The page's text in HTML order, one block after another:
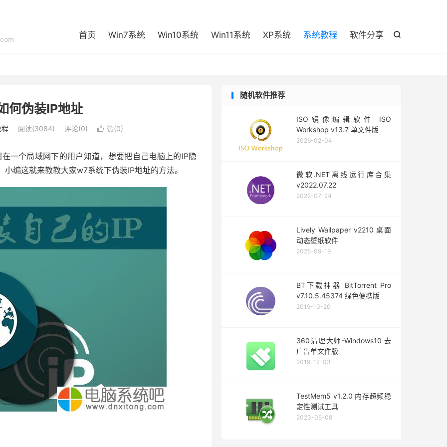

首页 Win7系统 Win10系统 Win11系统 XP系统 系统教程 软件分享
何伪装IP地址
程 阅读(3084) 评论(0)  赞(0)
一个局域网下的用户知道，想要把自己电脑上的IP隐
编这就来教教大家w7系统下伪装IP地址的方法。
随机软件推荐
ISO镜像编辑软件 ISO
Workshop v13.7 单文件版
2026-02-04
微软.NET离线运行库合集
v2022.07.22
2022-07-24
Lively Wallpaper v2210 桌面
动态壁纸软件
2025-09-19
BT下载神器 BitTorrent Pro
v7.10.5.45374 绿色便携版
2019-10-20
360清理大师-Windows10 去
广告单文件版
2019-12-03
TestMem5 v1.2.0 内存超频稳
定性测试工具
2023-05-08